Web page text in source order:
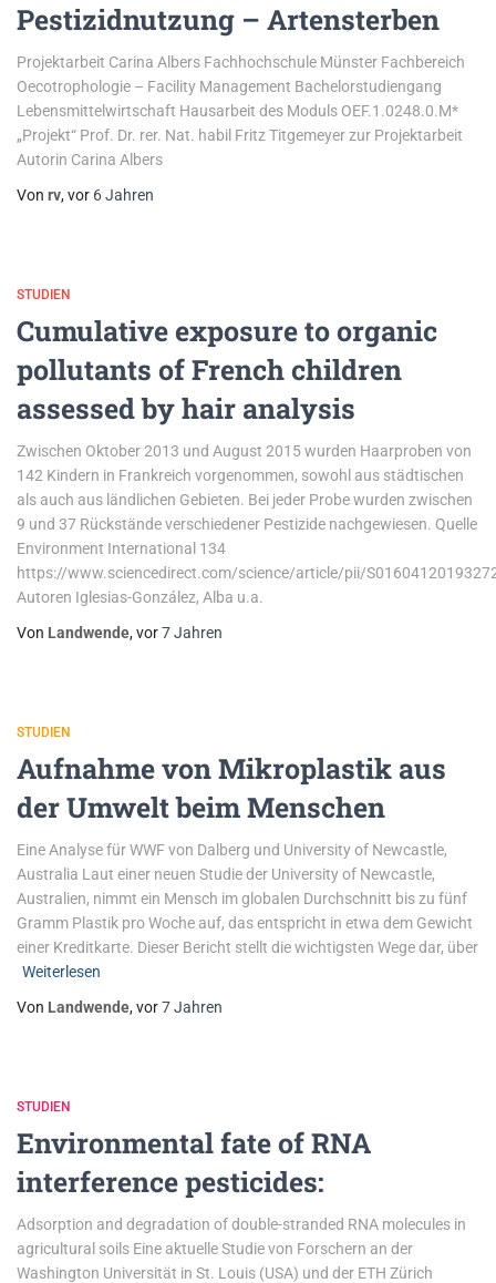
Pestizidnutzung – Artensterben
Projektarbeit Carina Albers Fachhochschule Münster Fachbereich
Oecotrophologie – Facility Management Bachelorstudiengang
Lebensmittelwirtschaft Hausarbeit des Moduls OEF.1.0248.0.M*
„Projekt“ Prof. Dr. rer. Nat. habil Fritz Titgemeyer zur Projektarbeit
Autorin Carina Albers
Von rv, vor 6 Jahren
STUDIEN
Cumulative exposure to organic
pollutants of French children
assessed by hair analysis
Zwischen Oktober 2013 und August 2015 wurden Haarproben von
142 Kindern in Frankreich vorgenommen, sowohl aus städtischen
als auch aus ländlichen Gebieten. Bei jeder Probe wurden zwischen
9 und 37 Rückstände verschiedener Pestizide nachgewiesen. Quelle
Environment International 134
https://www.sciencedirect.com/science/article/pii/
Autoren Iglesias-González, Alba u.a.
Von Landwende, vor7 Jahren
STUDIEN
Aufnahme von Mikroplastik aus
der Umwelt beim Menschen
Eine Analyse für WWF von Dalberg und University of Newcastle,
Australia Laut einer neuen Studie der University of Newcastle,
Australien, nimmt ein Mensch im globalen Durchschnitt bis zu fünf
Gramm Plastik pro Woche auf, das entspricht in etwa dem Gewicht
einer Kreditkarte. Dieser Bericht stellt die wichtigsten Wege dar, über
Weiterlesen
Von Landwende, vor7 Jahren
STUDIEN
Environmental fate of RNA
interference pesticides:
Adsorption and degradation of double-stranded RNA molecules in
agricultural soils Eine aktuelle Studie von Forschern an der
Washington Universität in St. Louis (USA) und der ETH Zürich